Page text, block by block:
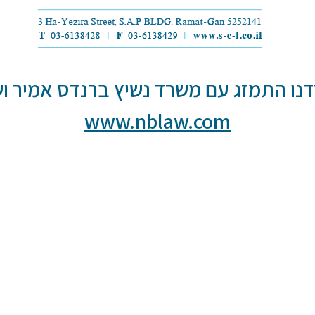
התמזג עם משרד נשיץ ברנדס אמיר
www.nblaw.com